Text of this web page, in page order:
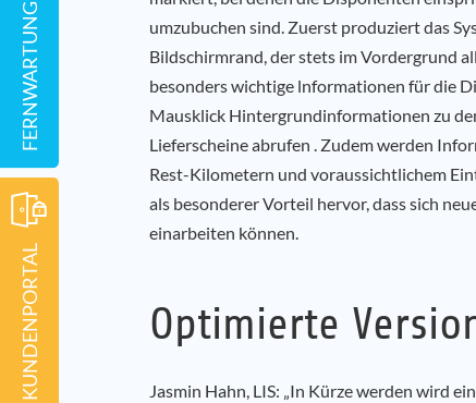
umzubuchen sind. Zuerst produziert das
Bildschirmrand, der stets im Vordergrund
besonders wichtige lnformationen für die
Mausklick Hintergrundinformationen zu
Lieferscheine abrufen . Zudem werden
Rest-Kilometern und voraussichtlichem
als besonderer Vorteil hervor, dass sich
einarbeiten können.
Optimierte
Jasmin Hahn, LIS: „In Kürze werden wird
KUNDENPORTAL
FERNWARTUNG